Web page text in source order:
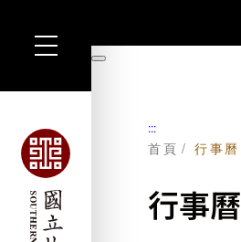
要
暫
:::
首頁 行事曆
行事曆